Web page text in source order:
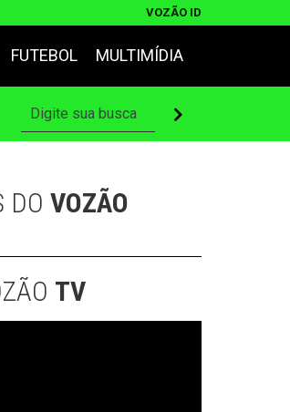
VOZÃO ID
FUTEBOL MULTIMÍDIA
DO VOZÃO
TV